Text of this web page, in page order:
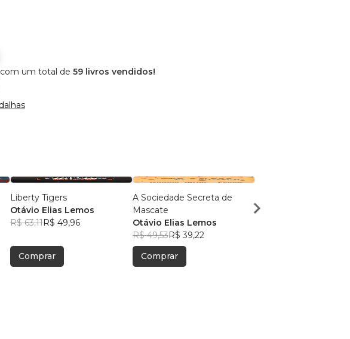
com um total de 59 livros vendidos!
Liberty Tigers
Otávio Elias Lemos
R$ 63,11R$ 49,96
Comprar
A Sociedade Secreta de
Mascate
Otávio Elias Lemos
R$ 49,53R$ 39,22
Comprar
Otávio Elias Lemos